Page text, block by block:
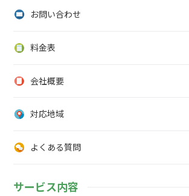
お問い合わせ
料金表
会社概要
対応地域
よくある質問
サービス内容